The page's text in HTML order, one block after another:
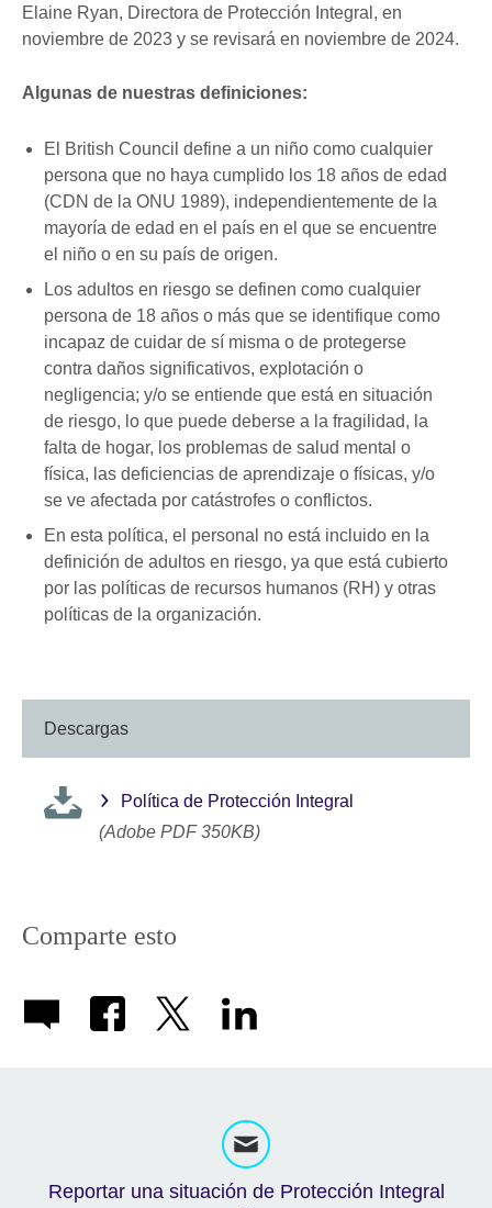
Elaine Ryan, Directora de Protección Integral, en
noviembre de 2023 y se revisará en noviembre de 2024.
Algunas de nuestras definiciones:
El British Council define a un niño como cualquier
persona que no haya cumplido los 18 años de edad
(CDN de la ONU 1989), independientemente de la
mayoría de edad en el país en el que se encuentre
el niño o en su país de origen.
Los adultos en riesgo se definen como cualquier
persona de 18 años o más que se identifique como
incapaz de cuidar de sí misma o de protegerse
contra daños significativos, explotación o
negligencia; y/o se entiende que está en situación
de riesgo, lo que puede deberse a la fragilidad, la
falta de hogar, los problemas de salud mental o
física, las deficiencias de aprendizaje o físicas, y/o
se ve afectada por catástrofes o conflictos.
En esta política, el personal no está incluido en la
definición de adultos en riesgo, ya que está cubierto
por las políticas de recursos humanos (RH) y otras
políticas de la organización.
Descargas
Política de Protección Integral
(Adobe PDF 350KB)
Comparte esto
Reportar una situación de Protección Integral